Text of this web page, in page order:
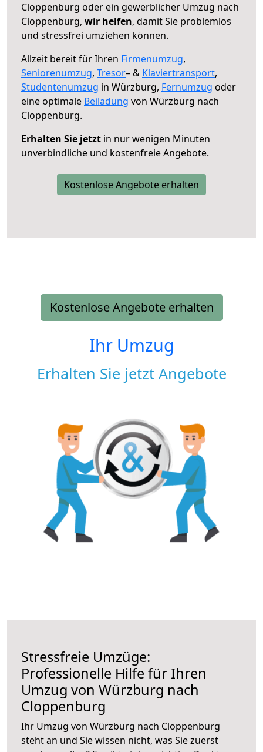
Cloppenburg oder ein gewerblicher Umzug nach
Cloppenburg, wir helfen, damit Sie problemlos
und stressfrei umziehen können.
Allzeit bereit für Ihren Firmenumzug,
Seniorenumzug, Tresor– & Klaviertransport,
Studentenumzug in Würzburg, Fernumzug oder
eine optimale Beiladung von Würzburg nach
Cloppenburg.
Erhalten Sie jetzt in nur wenigen Minuten
unverbindliche und kostenfreie Angebote.
Kostenlose Angebote erhalten
Kostenlose Angebote erhalten
Ihr Umzug
Erhalten Sie jetzt Angebote
Stressfreie Umzüge:
Professionelle Hilfe für Ihren
Umzug von Würzburg nach
Cloppenburg
Ihr Umzug von Würzburg nach Cloppenburg
steht an und Sie wissen nicht, was Sie zuerst